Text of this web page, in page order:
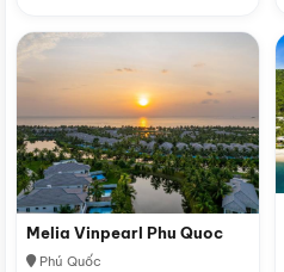
Melia Vinpearl Phu Quoc
Phú Quốc